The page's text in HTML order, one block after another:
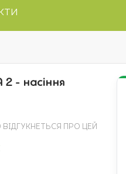
2 - насіння
ПРО ЦЕЙ